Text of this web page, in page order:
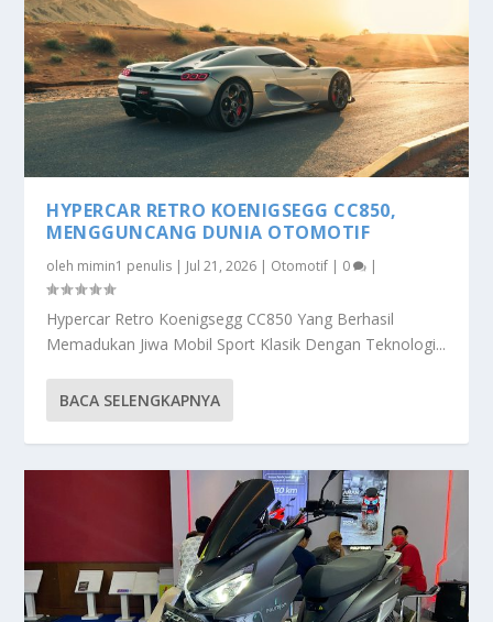
HYPERCAR RETRO KOENIGSEGG CC850,
MENGGUNCANG DUNIA OTOMOTIF
oleh mimin1 penulis | Jul 21, 2026 | Otomotif | 0 |
Hypercar Retro Koenigsegg CC850 Yang Berhasil
Memadukan Jiwa Mobil Sport Klasik Dengan Teknologi...
BACA SELENGKAPNYA